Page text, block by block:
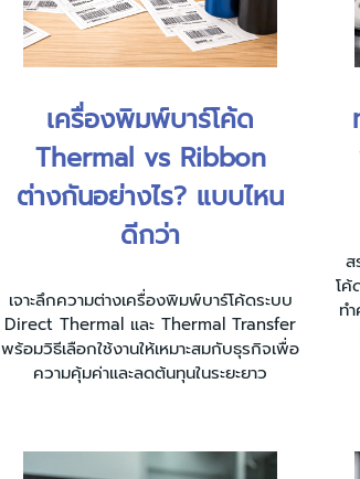
เครื่องพิมพ์บาร์โค้ด
Thermal vs Ribbon
ต่างกันอย่างไร? แบบไหน
ดีกว่า
เจาะลึกความต่างเครื่องพิมพ์บาร์โค้ดระบบ
Direct Thermal และ Thermal Transfer
พร้อมวิธีเลือกใช้งานให้เหมาะสมกับธุรกิจเพื่อ
ความคุ้มค่าและลดต้นทุนในระยะยาว
ส
โค้
ท